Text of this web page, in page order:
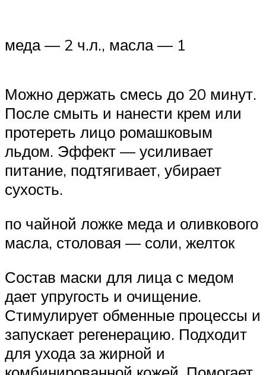
меда — 2 ч.л., масла — 1
Можно держать смесь до 20 минут.
После смыть и нанести крем или
протереть лицо ромашковым
льдом. Эффект — усиливает
питание, подтягивает, убирает
сухость.
по чайной ложке меда и оливкового
масла, столовая — соли, желток
Состав маски для лица с медом
дает упругость и очищение.
Стимулирует обменные процессы и
запускает регенерацию. Подходит
для ухода за жирной и